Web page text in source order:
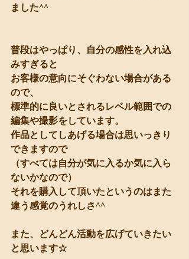
ました^^
普段はやっぱり、自分の感性を入れ込
みすぎると
お客様の意向にそぐわない場合がある
ので、
標準的に良いとされるレベル範囲での
編集や撮影をしています。
作品としてしあげる場合は思いっきり
できますので
（すべては自分が気に入るか気に入ら
ないかなので）
それを購入して頂いたというのはまた
違う感覚のうれしさ^^
また、どんどん活動を広げていきたい
と思います☆